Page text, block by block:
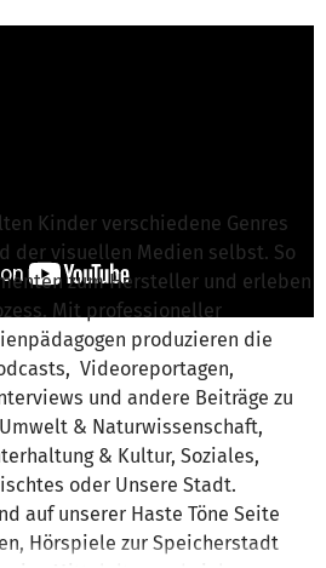
Kinder verschiedene Genres
der visuellen Medien selbst. So
zum Hersteller und erleben
Mit professioneller
produzieren die
Videoreportagen,
und andere Beiträge zu
& Naturwissenschaft,
& Kultur, Soziales,
oder Unsere Stadt.
auf unserer Haste Töne Seite
Hörspiele zur Speicherstadt